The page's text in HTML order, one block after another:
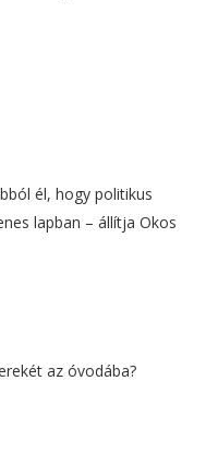
él, hogy politikus
lapban – állítja Okos
az óvodába?